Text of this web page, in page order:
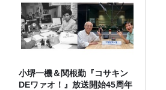
小堺一機＆関根勤『コサキン
DEワァオ！』放送開始45周年